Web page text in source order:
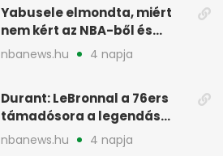
Yabusele elmondta, miért
nem kért az NBA-ből és
miért jött Európába
nbanews.hu 4 napja
Durant: LeBronnal a 76ers
támadósora a legendás
Warriorsra emlékeztet
nbanews.hu 4 napja